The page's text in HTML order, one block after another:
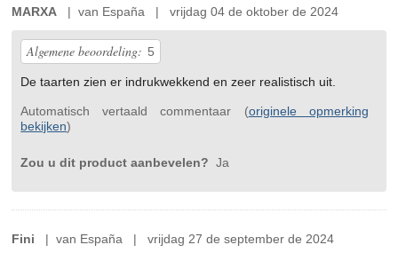
MARXA | van España | vrijdag 04 de oktober de 2024
Algemene beoordeling: 5
De taarten zien er indrukwekkend en zeer realistisch uit.
Automatisch vertaald commentaar (originele opmerking
bekijken)
Zou u dit product aanbevelen? Ja
Fini | van España | vrijdag 27 de september de 2024